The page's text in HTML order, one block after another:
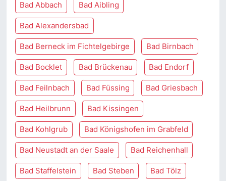
Bad Abbach Bad Aibling
Bad Alexandersbad
Bad Berneck im Fichtelgebirge Bad Birnbach
Bad Bocklet Bad Brückenau Bad Endorf
Bad Feilnbach Bad Füssing Bad Griesbach
Bad Heilbrunn Bad Kissingen
Bad Kohlgrub Bad Königshofen im Grabfeld
Bad Neustadt an der Saale Bad Reichenhall
Bad Staffelstein Bad Steben Bad Tölz